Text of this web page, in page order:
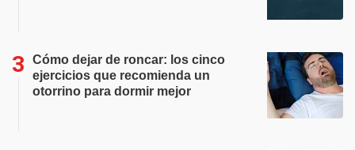
Cómo dejar de roncar: los cinco
ejercicios que recomienda un
otorrino para dormir mejor